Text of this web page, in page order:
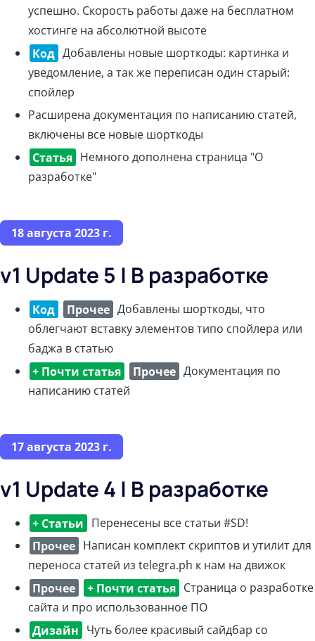
успешно. Скорость работы даже на бесплатном
хостинге на абсолютной высоте
Код Добавлены новые шорткоды: картинка и
уведомление, а так же переписан один старый:
спойлер
Расширена документация по написанию статей,
включены все новые шорткоды
Статья Немного дополнена страница "О
разработке"
18 августа 2023 г.
v1 Update 5 | В разработке
Код Прочее Добавлены шорткоды, что
облегчают вставку элементов типо спойлера или
баджа в статью
+ Почти статья
Прочее Документация по
написанию статей
17 августа 2023 г.
v1 Update 4 | В разработке
+ Статьи Перенесены все статьи #SD!
Прочее Написан комплект скриптов и утилит для
переноса статей из telegra.ph к нам на движок
Прочее
+ Почти статья Страница о разработке
сайта и про использованное ПО
Дизайн Чуть более красивый сайдбар со